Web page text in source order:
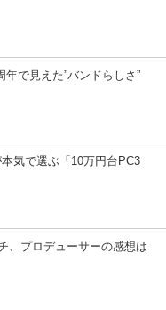
で見えた”バンドらしさ”
気で選ぶ「10万円台PC3
、プロデューサーの感想は